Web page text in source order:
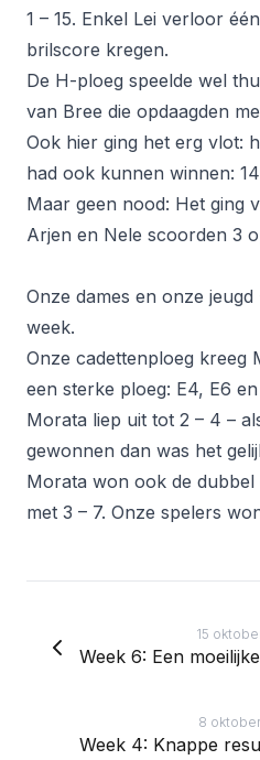
1 – 15. Enkel Lei verloor
brilscore kregen.
De H-ploeg speelde wel
van Bree die opdaagden
Ook hier ging het erg vlot:
had ook kunnen winnen:
Maar geen nood: Het ging
Arjen en Nele scoorden 3
Onze dames en onze
week.
Onze cadettenploeg kreeg
een sterke ploeg: E4, E6
Morata liep uit tot 2 – 4 –
gewonnen dan was het
Morata won ook de
met 3 – 7. Onze spelers
15
8